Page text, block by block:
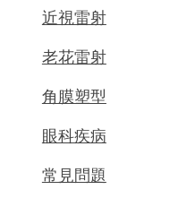
近視雷射
老花雷射
角膜塑型
眼科疾病
常見問題